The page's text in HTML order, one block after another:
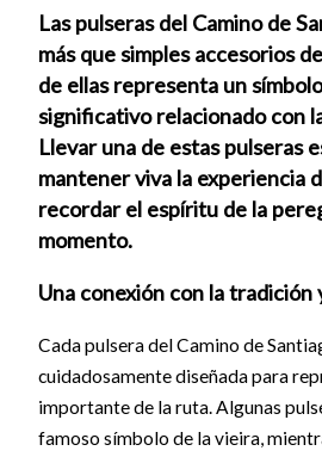
Las pulseras del Camino de
más que simples accesorios
de ellas representa un
significativo relacionado con
Llevar una de estas pulseras
mantener viva la experiencia
recordar el espíritu de la
momento.
Una conexión con la tradición
Cada pulsera del Camino de
cuidadosamente diseñada para
importante de la ruta. Algunas
famoso símbolo de la vieira,